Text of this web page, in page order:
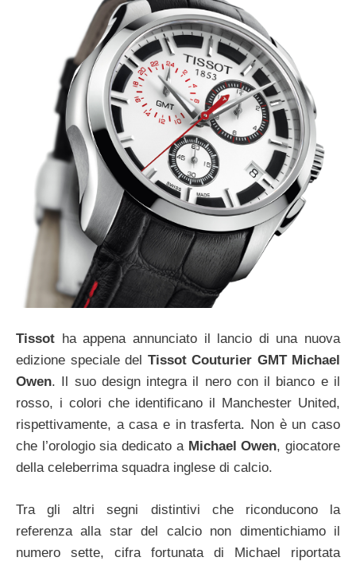
Tissot ha appena annunciato il lancio di una nuova
edizione speciale del Tissot Couturier GMT Michael
Owen. Il suo design integra il nero con il bianco e il
rosso, i colori che identificano il Manchester United,
rispettivamente, a casa e in trasferta. Non è un caso
che l’orologio sia dedicato a Michael Owen, giocatore
della celeberrima squadra inglese di calcio.
Tra gli altri segni distintivi che riconducono la
referenza alla star del calcio non dimentichiamo il
numero sette, cifra fortunata di Michael riportata